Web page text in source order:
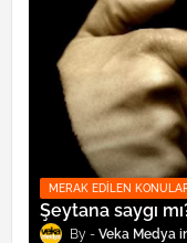
MERAK EDILEN
Şeytana saygı
Veka Medya